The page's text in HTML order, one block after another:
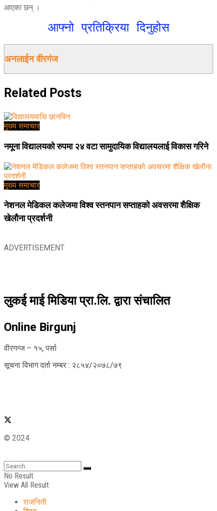
आएका छन् ।
आफ्नो प्रतिक्रिया दिनुहोस
अनलाईन वीरगंज
Related Posts
मुख्य समाचार
नमूना विद्यालयको रुपमा २४ वटा सामुदायिक विद्यालयलाई विकास गरिने
मुख्य समाचार
नेशनल मेडिकल कलेजमा विश्व स्तनपान सप्ताहको अवसरमा शैक्षिक
खेलौना प्रदर्शनी
ADVERTISEMENT
लुकई माई मिडिया प्रा.लि. द्वारा संचालित
Online Birgunj
वीरगन्ज – १५, पर्सा
सूचना विभाग दर्ता नम्बर : २८५४/२०७८/७९
© 2024
No Result
View All Result
राजनिती